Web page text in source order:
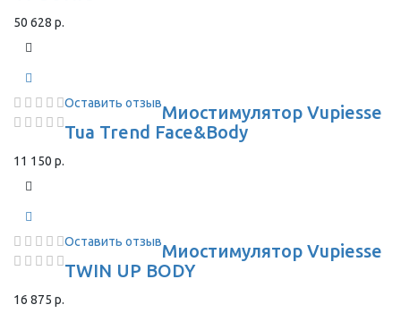
50 628 р.
Оставить отзывМиостимулятор Vupiesse
Tua Trend Face&Body
11 150 р.
Оставить отзывМиостимулятор Vupiesse
TWIN UP BODY
16 875 р.